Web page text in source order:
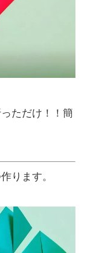
ただけ！！簡
ります。